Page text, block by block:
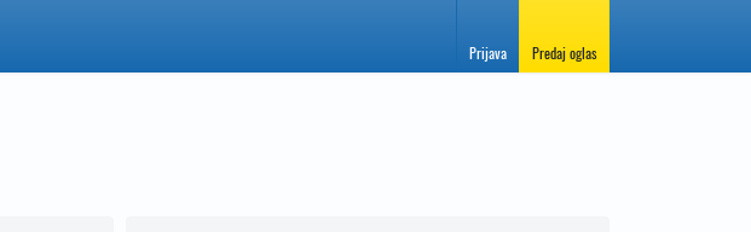
Prijava Predaj oglas